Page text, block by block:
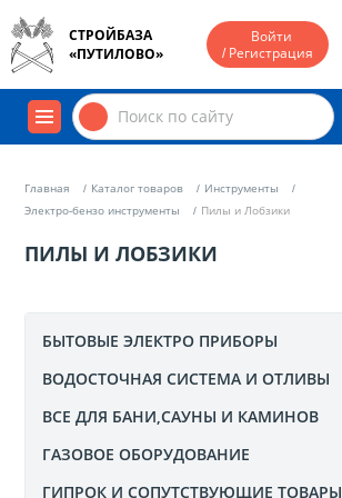
СТРОЙБАЗА
«ПУТИЛОВО»
Войти
/ Регистрация
Главная Каталог товаров
Инструменты
Электро-бензо инструменты
Пилы и Лобзики
ПИЛЫ И ЛОБЗИКИ
БЫТОВЫЕ ЭЛЕКТРО ПРИБОРЫ
Антенны и комплектующие
Плиты электрические
Вентиляторы
Обогреватели
ВОДОСТОЧНАЯ СИСТЕМА И ОТЛИВЫ
Дождеприемники и каналы
Металлическая система
Система Docke Premium
ВСЕ ДЛЯ БАНИ,САУНЫ И КАМИНОВ
Ароматизаторы и веники для бани
Декор и мебель для сауны
ГАЗОВОЕ ОБОРУДОВАНИЕ
ГИПРОК И СОПУТСТВУЮЩИЕ ТОВАРЫ